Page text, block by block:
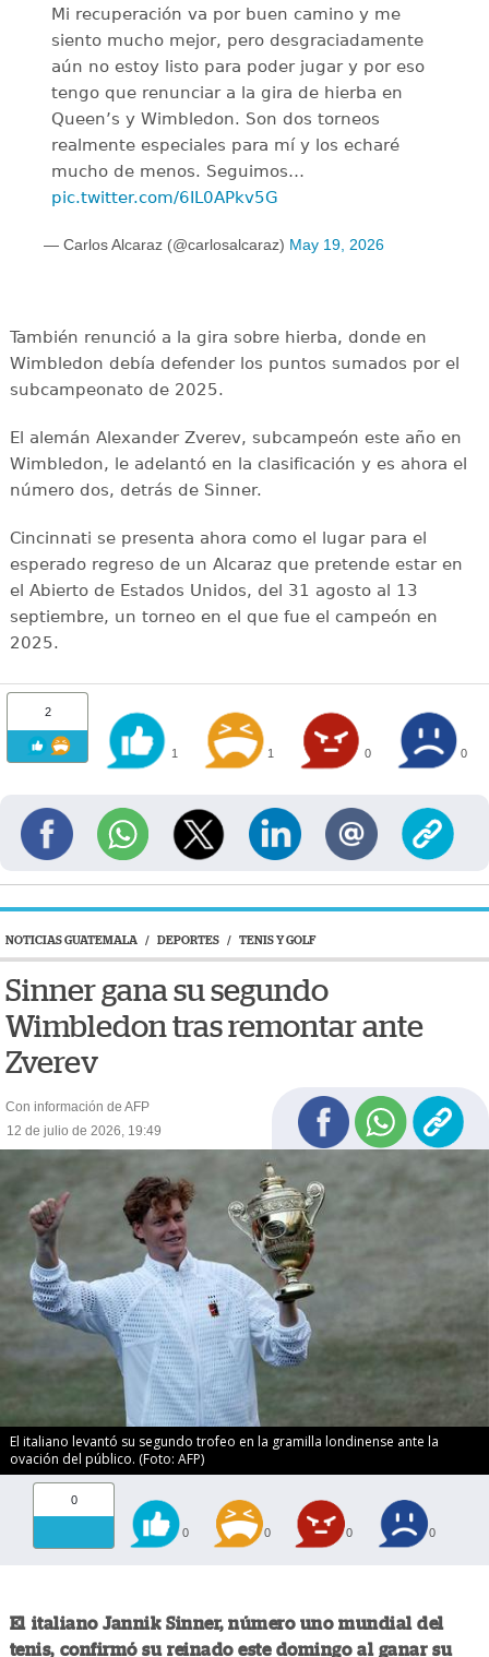
Mi recuperación va por buen camino y me
siento mucho mejor, pero desgraciadamente
aún no estoy listo para poder jugar y por eso
tengo que renunciar a la gira de hierba en
Queen’s y Wimbledon. Son dos torneos
realmente especiales para mí y los echaré
mucho de menos. Seguimos…
pic.twitter.com/6IL0APkv5G
— Carlos Alcaraz (@carlosalcaraz) May 19, 2026
También renunció a la gira sobre hierba, donde en
Wimbledon debía defender los puntos sumados por el
subcampeonato de 2025.
El alemán Alexander Zverev, subcampeón este año en
Wimbledon, le adelantó en la clasificación y es ahora el
número dos, detrás de Sinner.
Cincinnati se presenta ahora como el lugar para el
esperado regreso de un Alcaraz que pretende estar en
el Abierto de Estados Unidos, del 31 agosto al 13
septiembre, un torneo en el que fue el campeón en
2025.
2
1 1 0 0
NOTICIAS GUATEMALA / DEPORTES / TENIS Y GOLF
Sinner gana su segundo
Wimbledon tras remontar ante
Zverev
Con información de AFP
12 de julio de 2026, 19:49
El italiano levantó su segundo trofeo en la gramilla londinense ante la
ovación del público. (Foto: AFP)
0
0 0 0 0
El italiano Jannik Sinner, número uno mundial del
tenis, confirmó su reinado este domingo al ganar su